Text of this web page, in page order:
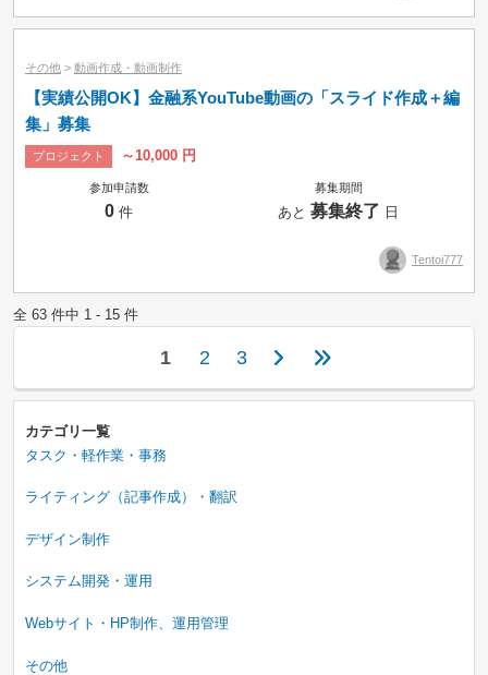
その他 > 動画作成・動画制作
【実績公開OK】金融系YouTube動画の「スライド作成＋編
集」募集
プロジェクト ～10,000 円
参加申請数
0 件
募集期間
あと募集終了 日
Tentoi777
全 63 件中 1 - 15 件
1 2 3
カテゴリ一覧
タスク・軽作業・事務
ライティング（記事作成）・翻訳
デザイン制作
システム開発・運用
Webサイト・HP制作、運用管理
その他